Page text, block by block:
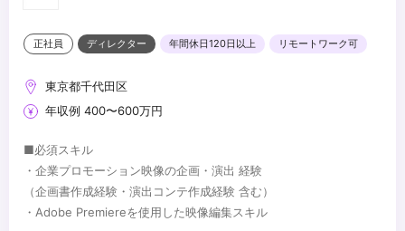
正社員 ディレクター 年間休日120日以上 リモートワーク可
東京都千代田区
年収例 400〜600万円
■必須スキル
・企業プロモーション映像の企画・演出 経験
（企画書作成経験・演出コンテ作成経験 含む）
・Adobe Premiereを使用した映像編集スキル